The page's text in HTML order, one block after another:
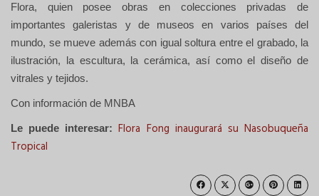
Flora, quien posee obras en colecciones privadas de
importantes galeristas y de museos en varios países del
mundo, se mueve además con igual soltura entre el grabado, la
ilustración, la escultura, la cerámica, así como el diseño de
vitrales y tejidos.
Con información de MNBA
Le puede interesar: Flora Fong inaugurará su Nasobuqueña
Tropical